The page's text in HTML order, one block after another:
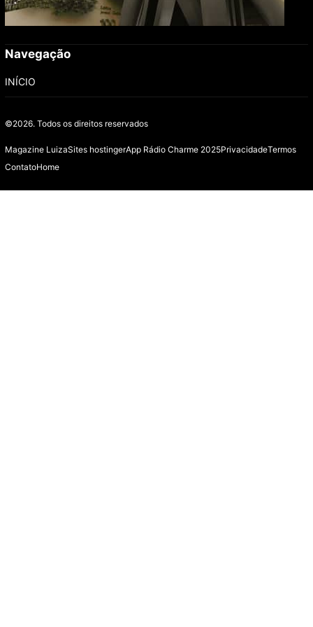
Navegação
INÍCIO
©2026. Todos os direitos reservados
Magazine LuizaSites hostingerApp Rádio Charme 2025PrivacidadeTermos
ContatoHome